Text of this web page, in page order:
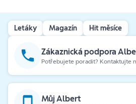
Letáky Magazín Hit měsíce
Zákaznická podpora
Potřebujete poradit? Kontaktujte
Můj Albert